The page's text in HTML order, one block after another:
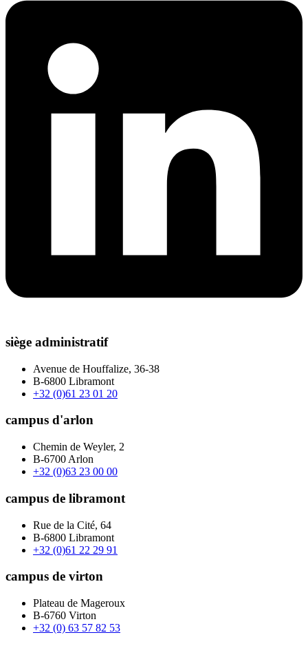
siège administratif
Avenue de Houffalize, 36-38
B-6800 Libramont
+32 (0)61 23 01 20
campus d'arlon
Chemin de Weyler, 2
B-6700 Arlon
+32 (0)63 23 00 00
campus de libramont
Rue de la Cité, 64
B-6800 Libramont
+32 (0)61 22 29 91
campus de virton
Plateau de Mageroux
B-6760 Virton
+32 (0) 63 57 82 53